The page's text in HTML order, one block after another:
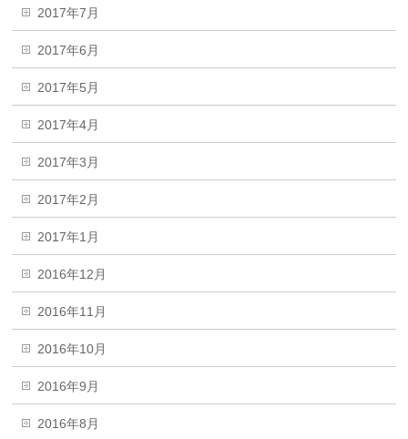
2017年7月
2017年6月
2017年5月
2017年4月
2017年3月
2017年2月
2017年1月
2016年12月
2016年11月
2016年10月
2016年9月
2016年8月